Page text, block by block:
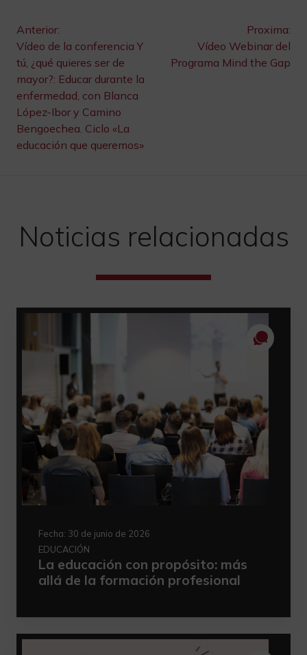
Navegación
de
entradas
Anterior:
Vídeo de la conferencia Y
tú, ¿qué quieres ser de
mayor?: Educar durante la
enfermedad, con Blanca
López-Ibor y Camino
Bengoechea. Ciclo «La
educación que queremos»
Proxima:
Vídeo Webinar del
Programa Mind the Gap
Noticias relacionadas
Fecha: 30 de junio de 2026
EDUCACIÓN
La educación con propósito: más
allá de la formación profesional